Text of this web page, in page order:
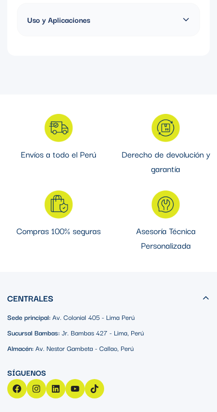
Uso y Aplicaciones
Envíos a todo el Perú
Derecho de devolución y
garantía
Compras 100% seguras
Asesoría Técnica
Personalizada
CENTRALES
Sede principal:Av. Colonial 405 - Lima Perú
Sucursal Bambas:Jr. Bambas 427 - Lima, Perú
Almacén:Av. Nestor Gambeta - Callao, Perú